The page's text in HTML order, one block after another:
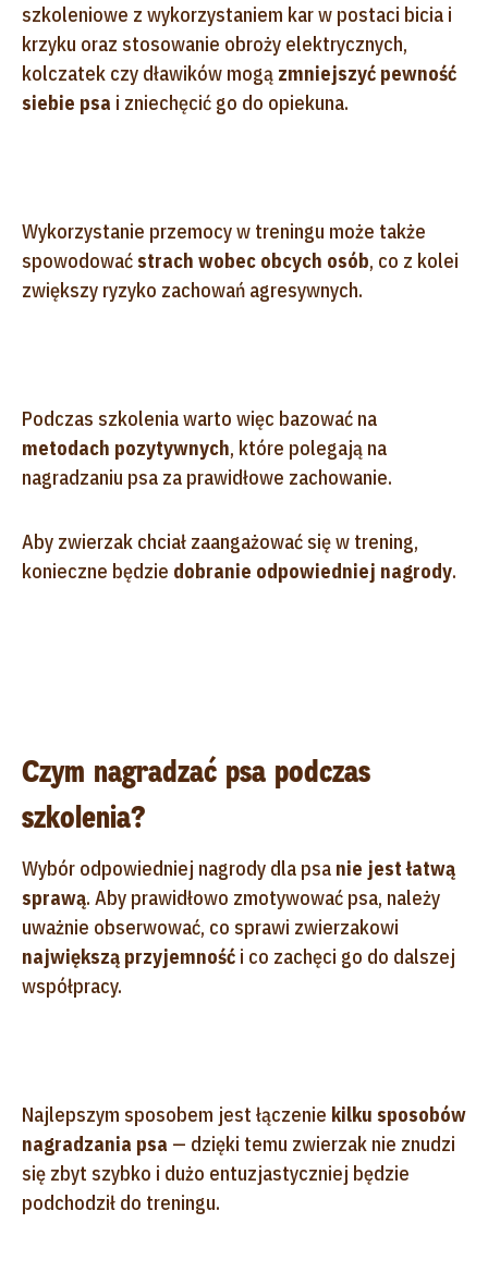
szkoleniowe z wykorzystaniem kar w postaci bicia i
krzyku oraz stosowanie obroży elektrycznych,
kolczatek czy dławików mogą zmniejszyć pewność
siebie psa i zniechęcić go do opiekuna.
Wykorzystanie przemocy w treningu może także
spowodowaćstrach wobec obcych osób, co z kolei
zwiększy ryzyko zachowań agresywnych.
Podczas szkolenia warto więc bazować na
metodach pozytywnych, które polegają na
nagradzaniu psa za prawidłowe zachowanie.
Aby zwierzak chciał zaangażować się w trening,
konieczne będzie dobranie odpowiedniej nagrody.
Czym nagradzać psa podczas
szkolenia?
Wybór odpowiedniej nagrody dla psa nie jest łatwą
sprawą. Aby prawidłowo zmotywować psa, należy
uważnie obserwować, co sprawi zwierzakowi
największą przyjemność i co zachęci go do dalszej
współpracy.
Najlepszym sposobem jest łączenie kilku sposobów
nagradzania psa — dzięki temu zwierzak nie znudzi
się zbyt szybko i dużo entuzjastyczniej będzie
podchodził do treningu.